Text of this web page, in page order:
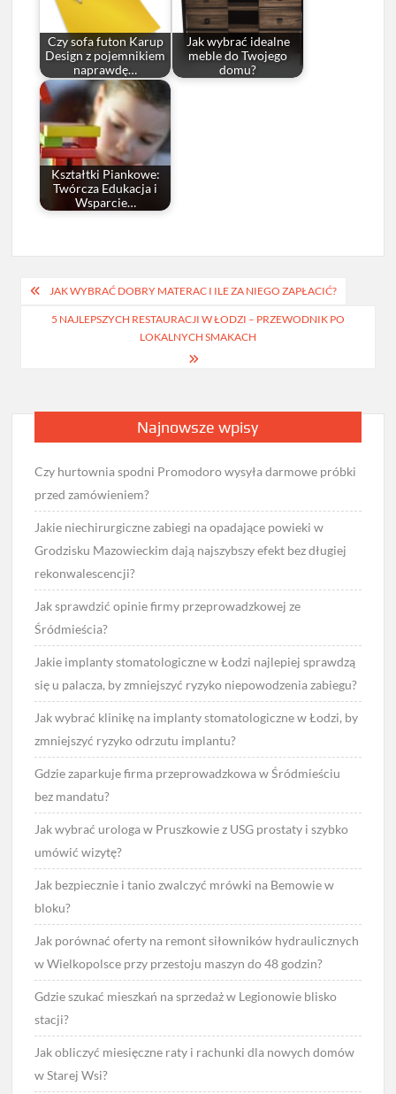
Czy sofa futon Karup
Design z pojemnikiem
naprawdę…
Jak wybrać idealne
meble do Twojego
domu?
Kształtki Piankowe:
Twórcza Edukacja i
Wsparcie…
Nawigacja
wpisu
JAK WYBRAĆ DOBRY MATERAC I ILE ZA NIEGO ZAPŁACIĆ?
5 NAJLEPSZYCH RESTAURACJI W ŁODZI – PRZEWODNIK PO
LOKALNYCH SMAKACH
Najnowsze wpisy
Czy hurtownia spodni Promodoro wysyła darmowe próbki
przed zamówieniem?
Jakie niechirurgiczne zabiegi na opadające powieki w
Grodzisku Mazowieckim dają najszybszy efekt bez długiej
rekonwalescencji?
Jak sprawdzić opinie firmy przeprowadzkowej ze
Śródmieścia?
Jakie implanty stomatologiczne w Łodzi najlepiej sprawdzą
się u palacza, by zmniejszyć ryzyko niepowodzenia zabiegu?
Jak wybrać klinikę na implanty stomatologiczne w Łodzi, by
zmniejszyć ryzyko odrzutu implantu?
Gdzie zaparkuje firma przeprowadzkowa w Śródmieściu
bez mandatu?
Jak wybrać urologa w Pruszkowie z USG prostaty i szybko
umówić wizytę?
Jak bezpiecznie i tanio zwalczyć mrówki na Bemowie w
bloku?
Jak porównać oferty na remont siłowników hydraulicznych
w Wielkopolsce przy przestoju maszyn do 48 godzin?
Gdzie szukać mieszkań na sprzedaż w Legionowie blisko
stacji?
Jak obliczyć miesięczne raty i rachunki dla nowych domów
w Starej Wsi?